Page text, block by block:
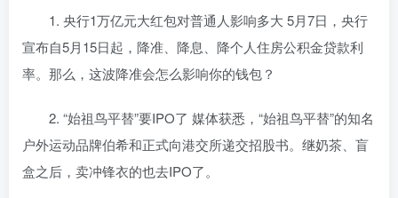
1. 央行1万亿元大红包对普通人影响多大 5月7日，央行
宣布自5月15日起，降准、降息、降个人住房公积金贷款利
率。那么，这波降准会怎么影响你的钱包？
2. “始祖鸟平替”要IPO了 媒体获悉，“始祖鸟平替”的知名
户外运动品牌伯希和正式向港交所递交招股书。继奶茶、盲
盒之后，卖冲锋衣的也去IPO了。